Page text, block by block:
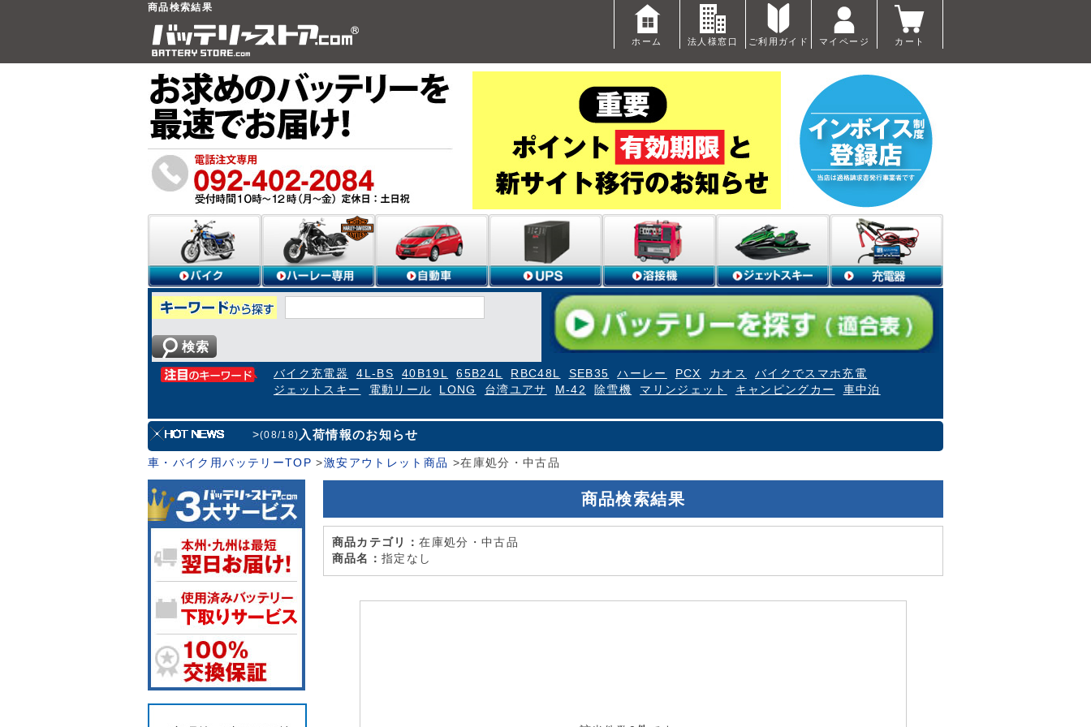
商品検索結果
ホーム 法人様窓口 ご利用ガイド マイページ カート
検索
バイク充電器 4L-BS 40B19L 65B24L RBC48L SEB35 ハーレー PCX カオス
バイクでスマホ充電
ジェットスキー
電動リール LONG 台湾ユアサ M-42 除雪機 マリンジェット キャンピングカー 車中泊
>(08/18) 入荷情報のお知らせ
車・バイク用バッテリーTOP >激安アウトレット商品 >在庫処分・中古品
商品検索結果
商品カテゴリ：在庫処分・中古品
商品名：指定なし